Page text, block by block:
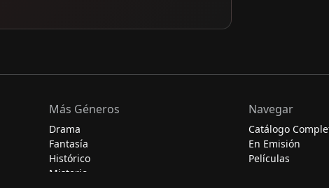
Más Géneros
Drama
Fantasía
Histórico
Misterio
Navegar
Catálogo
En Emisión
Películas